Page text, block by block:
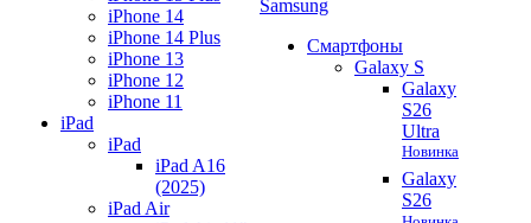
iPhone 14
iPhone 14 Plus
iPhone 13
iPhone 12
iPhone 11
iPad
iPad
iPad A16
(2025)
iPad Air
Samsung
Смартфоны
Galaxy S
Galaxy
S26
Ultra
Новинка
Galaxy
S26